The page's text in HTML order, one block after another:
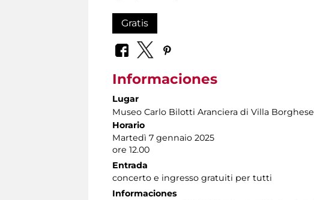
Gratis
Informaciones
Lugar
Museo Carlo Bilotti Aranciera di Villa Borghese
Horario
Martedì 7 gennaio 2025
ore 12.00
Entrada
concerto e ingresso gratuiti per tutti
Informaciones